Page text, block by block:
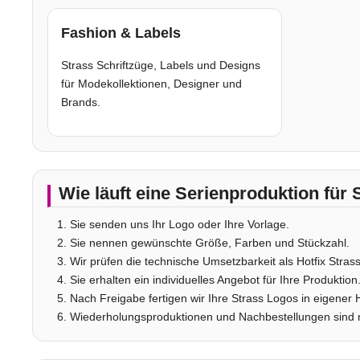
Fashion & Labels
Strass Schriftzüge, Labels und Designs
für Modekollektionen, Designer und
Brands.
Wie läuft eine Serienproduktion für
Sie senden uns Ihr Logo oder Ihre Vorlage.
Sie nennen gewünschte Größe, Farben und Stückzahl.
Wir prüfen die technische Umsetzbarkeit als Hotfix
Sie erhalten ein individuelles Angebot für Ihre Produktion.
Nach Freigabe fertigen wir Ihre Strass Logos in eigener
Wiederholungsproduktionen und Nachbestellungen sind